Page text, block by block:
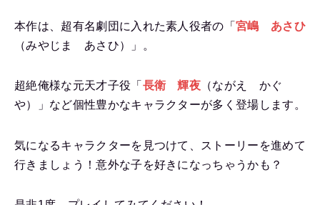
本作は、超有名劇団に入れた素人役者の「宮嶋 あさひ
（みやじま あさひ）」。
超絶俺様な元天才子役「 長衛 輝夜 （ながえ かぐ
や）」など個性豊かなキャラクターが多く登場します。
気になるキャラクターを見つけて、ストーリーを進めて
行きましょう！意外な子を好きになっちゃうかも？